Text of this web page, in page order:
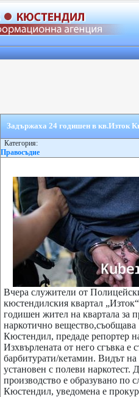
Задържаха 24 годишен в кв.Изток
Категория:
Правосъдие
Вчера служители от
кюстендилския квартал
годишен жител на квартала за
наркотично
Кюстендил, предаде репортер
Изхвърлената от него сгъвка е
барбитурати/кетамин. Видът на
установен с полеви наркотест.
производство е образувано по
Кюстендил, уведомена е